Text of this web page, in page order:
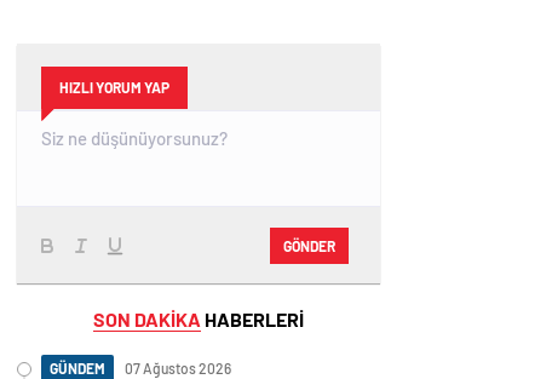
HIZLI YORUM YAP
GÖNDER
SON DAKİKA HABERLERİ
GÜNDEM 07 Ağustos 2026